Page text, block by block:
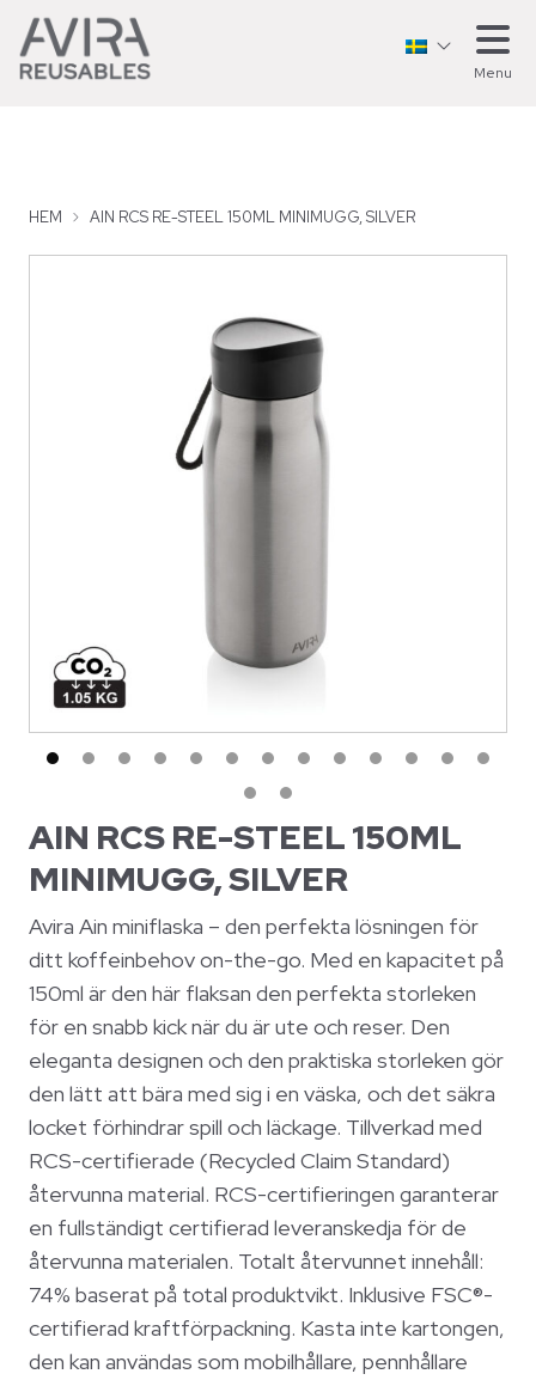
Menu
HEM AIN RCS RE-STEEL 150ML MINIMUGG, SILVER
AIN RCS RE-STEEL 150ML
MINIMUGG, SILVER
Avira Ain miniflaska – den perfekta lösningen för
ditt koffeinbehov on-the-go. Med en kapacitet på
150ml är den här flaksan den perfekta storleken
för en snabb kick när du är ute och reser. Den
eleganta designen och den praktiska storleken gör
den lätt att bära med sig i en väska, och det säkra
locket förhindrar spill och läckage. Tillverkad med
RCS-certifierade (Recycled Claim Standard)
återvunna material. RCS-certifieringen garanterar
en fullständigt certifierad leveranskedja för de
återvunna materialen. Totalt återvunnet innehåll:
74% baserat på total produktvikt. Inklusive FSC®-
certifierad kraftförpackning. Kasta inte kartongen,
den kan användas som mobilhållare, pennhållare